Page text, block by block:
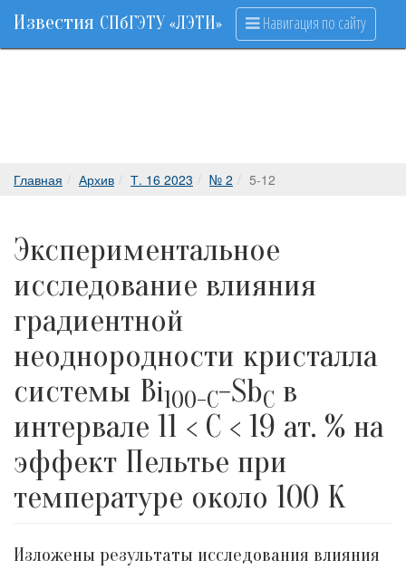
Известия СПбГЭТУ «ЛЭТИ» Навигация по сайту
Главная Архив Т. 16 2023 № 2 5-12
Экспериментальное
исследование влияния
градиентной
неоднородности кристалла
системы Bi100-C-SbC в
интервале 11 < C < 19 ат. % на
эффект Пельтье при
температуре около 100 К
Изложены результаты исследования влияния